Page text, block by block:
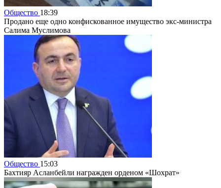
Общество 18:39
Продано еще одно конфискованное имущество экс-министра
Салима Муслимова
Общество 15:03
Бахтияр Асланбейли награжден орденом «Шохрат»